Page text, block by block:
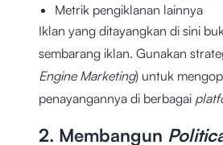
Metrik pengiklanan lainnya
Iklan yang ditayangkan di sini
sembarang iklan. Gunakan
Engine Marketing) untuk
penayangannya di berbagai
2. Membangun